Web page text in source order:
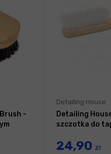
-
Detailing House
Detailing
szczotka do
24,90 zł